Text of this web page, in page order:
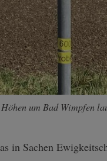
um Bad Wimpfen
in Sachen